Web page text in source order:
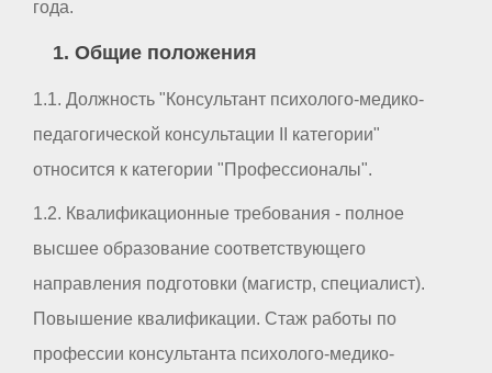
года.
1. Общие положения
1.1. Должность "Консультант психолого-медико-
педагогической консультации II категории"
относится к категории "Профессионалы".
1.2. Квалификационные требования - полное
высшее образование соответствующего
направления подготовки (магистр, специалист).
Повышение квалификации. Стаж работы по
профессии консультанта психолого-медико-